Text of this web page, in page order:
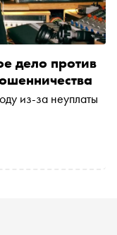
дело против
из-за неуплаты